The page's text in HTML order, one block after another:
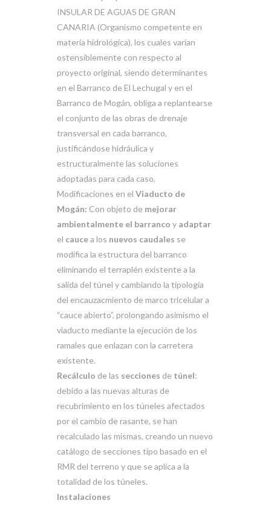
INSULAR DE AGUAS DE GRAN
CANARIA (Organismo competente en
materia hidrológica), los cuales varían
ostensiblemente con respecto al
proyecto original, siendo determinantes
en el Barranco de El Lechugal y en el
Barranco de Mogán, obliga a replantearse
el conjunto de las obras de drenaje
transversal en cada barranco,
justificándose hidráulica y
estructuralmente las soluciones
adoptadas para cada caso.
Modificaciones en el Viaducto de
Mogán: Con objeto de mejorar
ambientalmente el barranco y adaptar
el caucea los nuevos caudales se
modifica la estructura del barranco
eliminando el terraplén existente a la
salida del túnel y cambiando la tipología
del encauzacmiento de marco tricelular a
“cauce abierto”, prolongando asimismo el
viaducto mediante la ejecución de los
ramales que enlazan con la carretera
existente.
Recálculo de las secciones de túnel:
debido a las nuevas alturas de
recubrimiento en los túneles afectados
por el cambio de rasante, se han
recalculado las mismas, creando un nuevo
catálogo de secciones tipo basado en el
RMR del terreno y que se aplica a la
totalidad de los túneles.
Instalaciones